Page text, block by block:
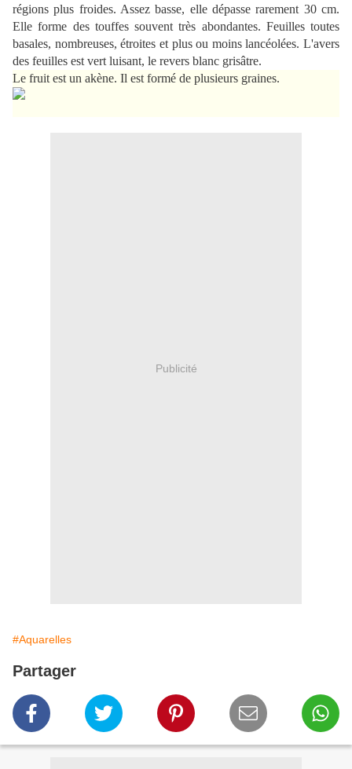
régions plus froides. Assez basse, elle dépasse rarement 30 cm.
Elle forme des touffes souvent très abondantes. Feuilles toutes
basales, nombreuses, étroites et plus ou moins lancéolées. L'avers
des feuilles est vert luisant, le revers blanc grisâtre.
Le fruit est un akène. Il est formé de plusieurs graines.
Publicité
#Aquarelles
Partager